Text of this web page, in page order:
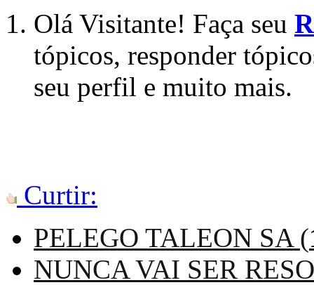
Olá Visitante! Faça seu
tópicos, responder
seu perfil e muito mais.
Curtir:
PELEGO TALEON SA (
NUNCA VAI SER